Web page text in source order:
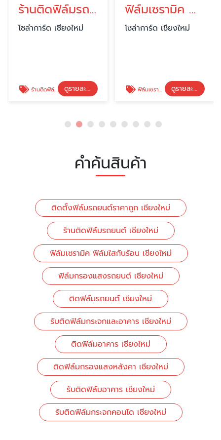
ร้านติดฟิล์มรถยนต์ เชียงใหม่
โซล่าการ์ด เชียงใหม่
ร้านติดฟิล์มรถยนต์ เชียงใหม่ ดูรายละเอียด
ฟิล์มเซรามิค ฟิล์มใสกันร้อน เชียงใหม่
โซล่าการ์ด เชียงใหม่
ฟิล์มเซรามิค ฟิล์มใสกันร้อน เชียงใหม่ ดูรายละเอียด
คำค้นสินค้า
ติดตั้งฟิล์มรถยนต์ราคาถูก เชียงใหม่
ร้านติดฟิล์มรถยนต์ เชียงใหม่
ฟิล์มเซรามิค ฟิล์มใสกันร้อน เชียงใหม่
ฟิล์มกรองแสงรถยนต์ เชียงใหม่
ติดฟิล์มรถยนต์ เชียงใหม่
รับติดฟิล์มกระจกและอาคาร เชียงใหม่
ติดฟิล์มอาคาร เชียงใหม่
ติดฟิล์มกรองแสงหลังคา เชียงใหม่
รับติดฟิล์มอาคาร เชียงใหม่
รับติดฟิล์มกระจกคอนโด เชียงใหม่